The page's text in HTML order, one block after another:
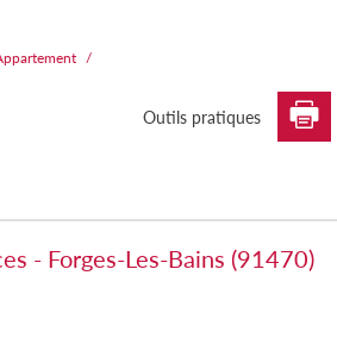
Outils pratiques
- Forges-Les-Bains (91470)